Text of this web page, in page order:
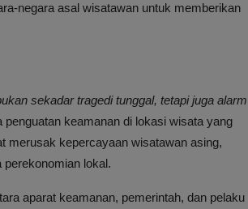
negara asal wisatawan untuk memberikan
sekadar tragedi tunggal, tetapi juga alarm
keamanan di lokasi wisata yang
merusak kepercayaan wisatawan asing,
lokal.
aparat keamanan, pemerintah, dan pelaku